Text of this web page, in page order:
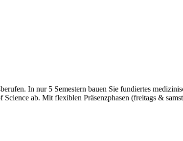
In nur 5 Semestern bauen Sie fundiertes
ab. Mit flexiblen Präsenzphasen (freitags &